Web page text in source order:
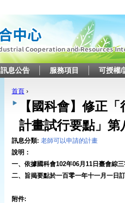
訊息公告 服務項目 可授權/
您在這裡
首頁 ›
【國科會】修正
計畫試行要點」
訊息分類: 老師可以申請的計畫
說明：
一、依據國科會102年06月11日臺會綜
二、旨揭要點於一百零一年十一月一日
附件: